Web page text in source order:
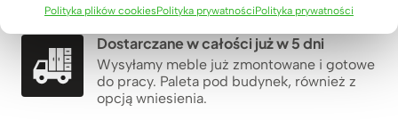
Polityka plików cookiesPolityka prywatnościPolityka prywatności
Dostarczane w całości już w 5 dni
Wysyłamy meble już zmontowane i gotowe
do pracy. Paleta pod budynek, również z
opcją wniesienia.